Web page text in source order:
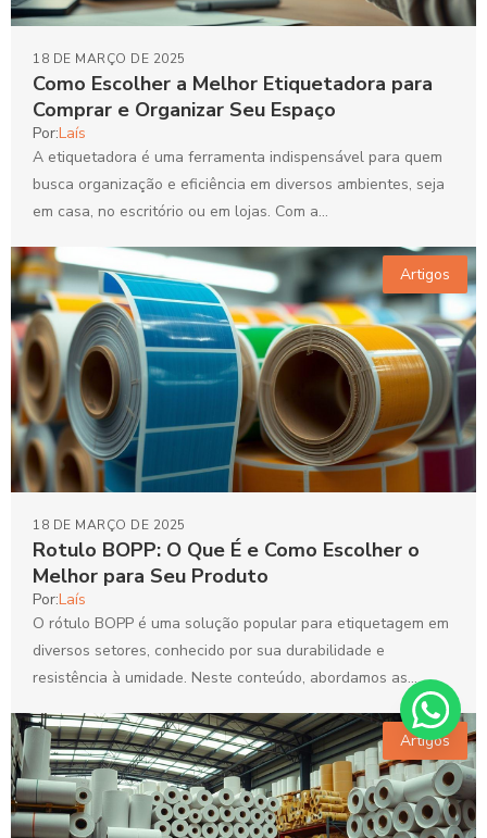
Como Escolher a Melhor Etiquetadora para
Comprar e Organizar Seu Espaço
18 DE MARÇO DE 2025
Por:Laís
A etiquetadora é uma ferramenta indispensável para quem
busca organização e eficiência em diversos ambientes, seja
em casa, no escritório ou em lojas. Com a...
Artigos
Rotulo BOPP: O Que É e Como Escolher o
Melhor para Seu Produto
18 DE MARÇO DE 2025
Por:Laís
O rótulo BOPP é uma solução popular para etiquetagem em
diversos setores, conhecido por sua durabilidade e
resistência à umidade. Neste conteúdo, abordamos as
Artigos